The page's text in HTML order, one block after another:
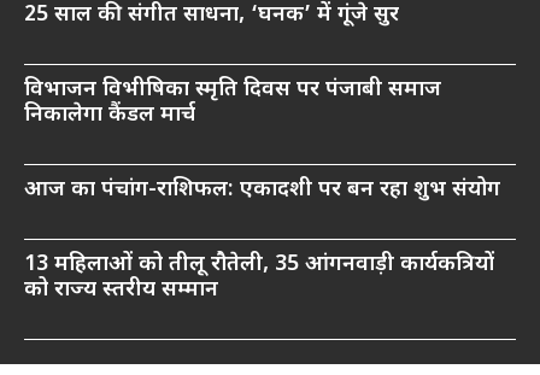
25 साल की संगीत साधना, ‘घनक’ में गूंजे सुर
विभाजन विभीषिका स्मृति दिवस पर पंजाबी समाज
निकालेगा कैंडल मार्च
आज का पंचांग-राशिफल: एकादशी पर बन रहा शुभ संयोग
13 महिलाओं को तीलू रौतेली, 35 आंगनवाड़ी कार्यकत्रियों
को राज्य स्तरीय सम्मान